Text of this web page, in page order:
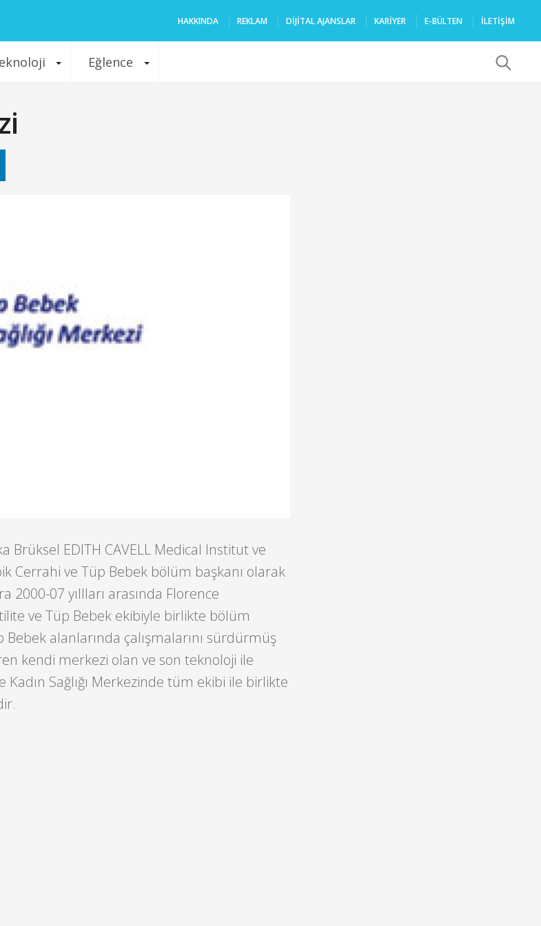
HAKKINDA REKLAM DIJITAL AJANSLAR KARIYER E-BÜLTEN İLETİŞİM
Eğlence
Brüksel EDITH CAVELL Medical Institut ve
Cerrahi ve Tüp Bebek bölüm başkanı olarak
2000-07 yıllları arasında Florence
ve Tüp Bebek ekibiyle birlikte bölüm
alanlarında çalışmalarını sürdürmüş
kendi merkezi olan ve son teknoloji ile
Sağlığı Merkezinde tüm ekibi ile birlikte